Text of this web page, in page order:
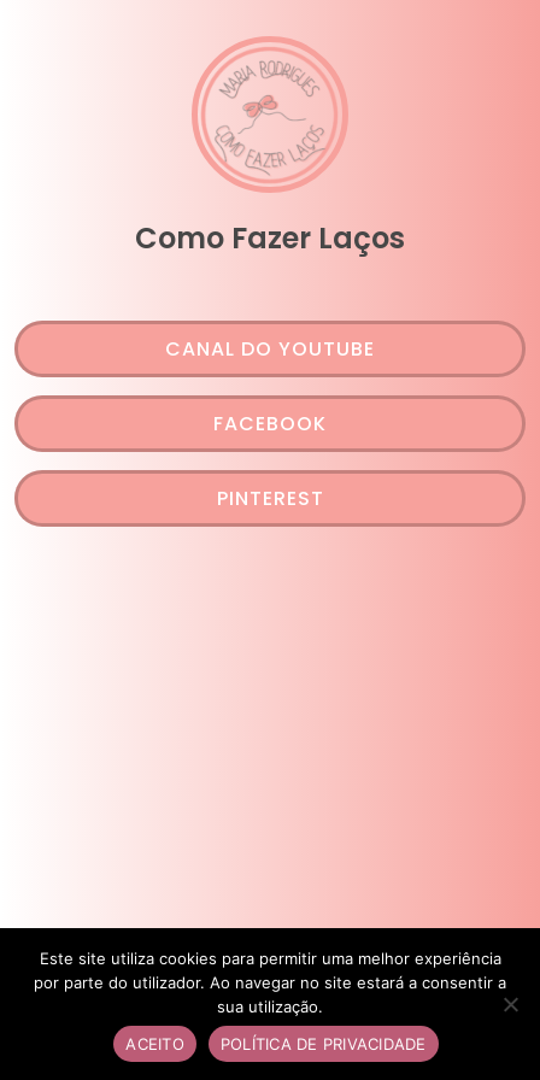
Como Fazer Laços
CANAL DO YOUTUBE
FACEBOOK
PINTEREST
Este site utiliza cookies para permitir uma melhor experiência
por parte do utilizador. Ao navegar no site estará a consentir a
sua utilização.
ACEITO
POLÍTICA DE PRIVACIDADE